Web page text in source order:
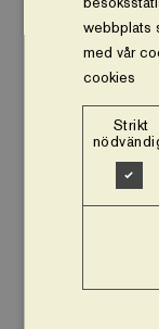
webbplats
med vår
cookies
Strikt